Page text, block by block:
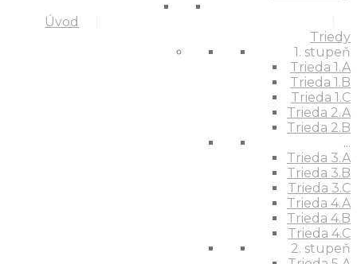
Úvod
Triedy
1. stupeň
Trieda 1.A
Trieda 1.B
Trieda 1.C
Trieda 2.A
Trieda 2.B
...
Trieda 3.A
Trieda 3.B
Trieda 3.C
Trieda 4.A
Trieda 4.B
Trieda 4.C
2. stupeň